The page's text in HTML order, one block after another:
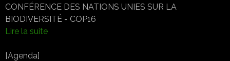
CONFÉRENCE DES NATIONS UNIES SUR LA
BIODIVERSITÉ - COP16
Lire la suite
[Agenda]